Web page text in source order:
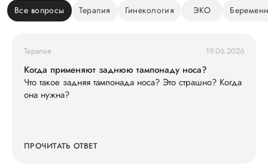
Все вопросы Терапия Гинекология ЭКО
Терапия 19.06.2026
Когда применяют заднюю тампонаду носа?
Что такое задняя тампонада носа? Это страшно? Когда
она нужна?
ПРОЧИТАТЬ ОТВЕТ